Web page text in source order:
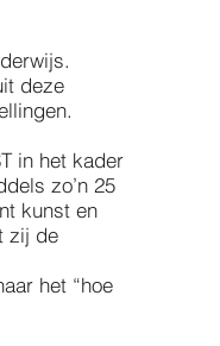
deze
in het kader
zo’n 25
kunst en
zij de
het “hoe